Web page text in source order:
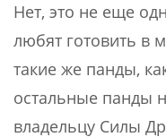
Нет, это не еще
любят готовить в
такие же панды,
остальные панды
владельцу Силы